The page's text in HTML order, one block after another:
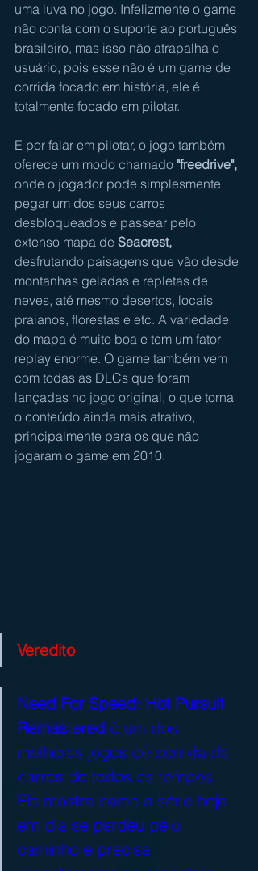
uma luva no jogo. Infelizmente o game
não conta com o suporte ao português
brasileiro, mas isso não atrapalha o
usuário, pois esse não é um game de
corrida focado em história, ele é
totalmente focado em pilotar.
E por falar em pilotar, o jogo também
oferece um modo chamado "freedrive",
onde o jogador pode simplesmente
pegar um dos seus carros
desbloqueados e passear pelo
extenso mapa de Seacrest,
desfrutando paisagens que vão desde
montanhas geladas e repletas de
neves, até mesmo desertos, locais
praianos, florestas e etc. A variedade
do mapa é muito boa e tem um fator
replay enorme. O game também vem
com todas as DLCs que foram
lançadas no jogo original, o que torna
o conteúdo ainda mais atrativo,
principalmente para os que não
jogaram o game em 2010.
Veredito
Need For Speed: Hot Pursuit
Remastered é um dos
melhores jogos de corrida de
carros de todos os tempos.
Ele mostra como a série hoje
em dia se perdeu pelo
caminho e precisa